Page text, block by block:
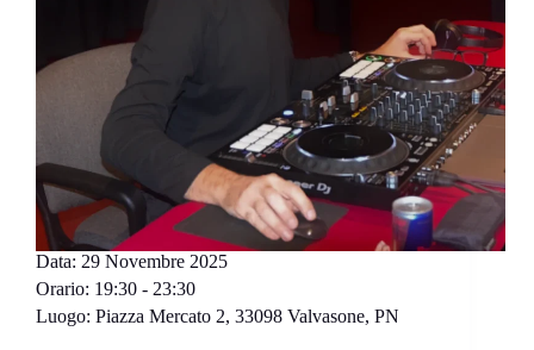
Data: 29 Novembre 2025
Orario: 19:30 - 23:30
Luogo: Piazza Mercato 2, 33098 Valvasone, PN